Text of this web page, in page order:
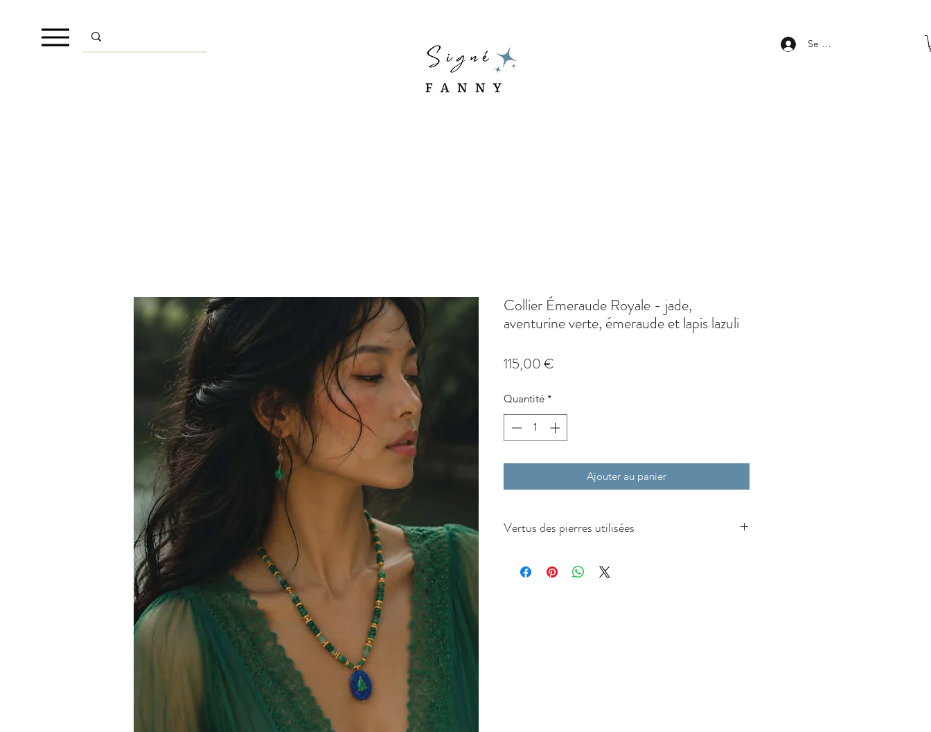
Se connecter
Collier Émeraude Royale - jade,
aventurine verte, émeraude et lapis lazuli
115,00 €
Quantité *
Ajouter au panier
Vertus des pierres utilisées
l’équilibre émotionnel. Associé à la sérénité et à la